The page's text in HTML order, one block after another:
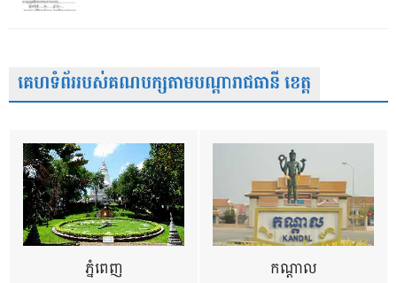
គេហទំព័ររបស់គណបក្សតាមបណ្តារាជធានី ខេត្ត
ភ្នំពេញ កណ្តាល